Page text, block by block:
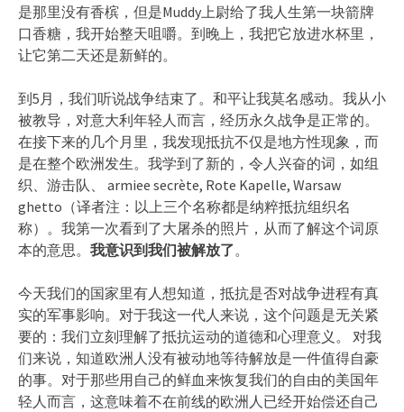
是那里没有香槟，但是Muddy上尉给了我人生第一块箭牌
口香糖，我开始整天咀嚼。到晚上，我把它放进水杯里，
让它第二天还是新鲜的。
到5月，我们听说战争结束了。和平让我莫名感动。我从小
被教导，对意大利年轻人而言，经历永久战争是正常的。
在接下来的几个月里，我发现抵抗不仅是地方性现象，而
是在整个欧洲发生。我学到了新的，令人兴奋的词，如组
织、游击队、 armiee secrète, Rote Kapelle, Warsaw
ghetto（译者注：以上三个名称都是纳粹抵抗组织名
称）。我第一次看到了大屠杀的照片，从而了解这个词原
本的意思。 我意识到我们被解放了。
今天我们的国家里有人想知道，抵抗是否对战争进程有真
实的军事影响。对于我这一代人来说，这个问题是无关紧
要的：我们立刻理解了抵抗运动的道德和心理意义。 对我
们来说，知道欧洲人没有被动地等待解放是一件值得自豪
的事。对于那些用自己的鲜血来恢复我们的自由的美国年
轻人而言，这意味着不在前线的欧洲人已经开始偿还自己